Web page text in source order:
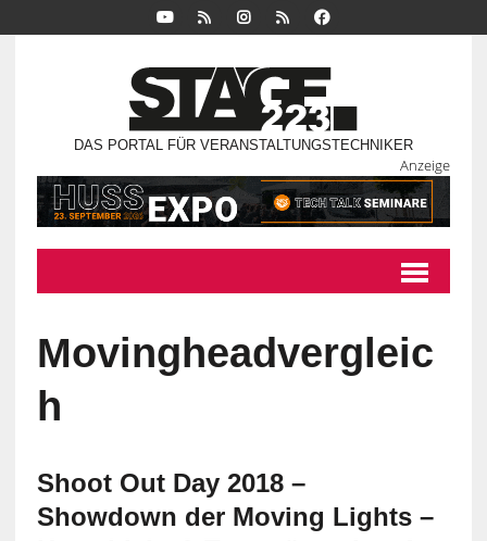
DAS PORTAL FÜR VERANSTALTUNGSTECHNIKER
Anzeige
Movingheadvergleic
h
Shoot Out Day 2018 –
Showdown der Moving Lights –